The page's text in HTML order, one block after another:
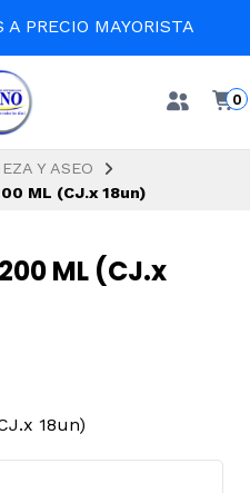
PRECIO MAYORISTA
0
Y ASEO
ML (CJ.x 18un)
ML (CJ.x
18un)